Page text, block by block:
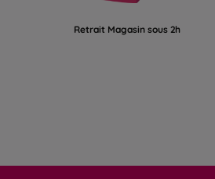
Retrait Magasin sous 2h